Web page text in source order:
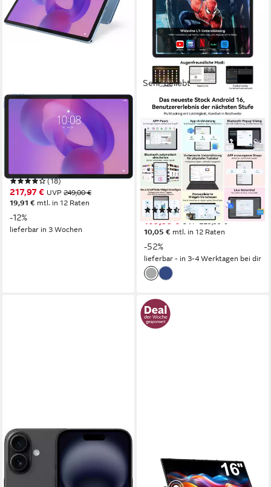
LENOVO
Idea Tab (11 Zoll) Tablet
Bildschirmdiagonale
Speichergröße
2560 x 1600 px Bildschirmauflösung
(18)
217,97 € UVP 249,00 €
19,91 € mtl. in 12 Raten
-12%
lieferbar in 3 Wochen
Sehr beliebt
TABWEE
10" Android 16 256GB WiFi
incl. Tastatur, Maus, Stift
Tablet
10 Zoll Bildschirmdiagonale
256 GB Speichergröße
1280*800 px Bildschirmauflösung
Produktdatenblatt
(107)
109,99 € UVP229,99 €
10,05 € mtl. in 12 Raten
-52%
lieferbar - in 3-4 Werktagen bei dir